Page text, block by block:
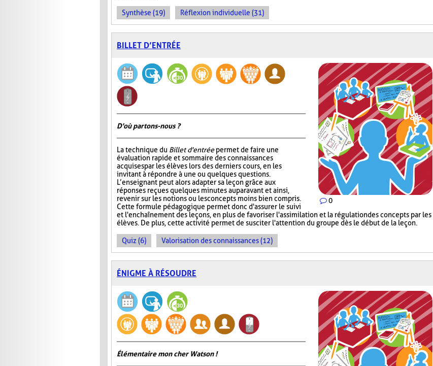
Synthèse (19) Réflexion individuelle (31)
BILLET D’ENTRÉE
0
D'où partons-nous ?
La technique du Billet d'entréepermet de faire une
évaluation rapide et sommaire des connaissances
acquises par les élèves lors des derniers cours, en les
invitant à répondre à une ou quelques questions.
L’enseignant peut alors adapter sa leçon grâce aux
réponses reçues quelques minutes auparavant et ainsi,
revenir sur les notions ou les concepts moins bien compris.
Cette formule pédagogique permet donc d'assurer le suivi
et l'enchaînement des leçons, en plus de favoriser l'assimilation et la régulation des concepts par les
élèves. De plus, cette activité permet de susciter l'attention du groupe dès le début de la leçon.
Quiz (6) Valorisation des connaissances (12)
ÉNIGME À RÉSOUDRE
Élémentaire mon cher Watson !